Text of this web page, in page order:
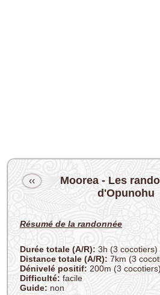
‹‹
Moorea - Les
d'Opunohu
Résumé de la randonnée
Durée totale (A/R): 3h (3
Distance totale (A/R): 7km (3
Dénivelé positif: 200m (3
Difficulté: facile
Guide: non